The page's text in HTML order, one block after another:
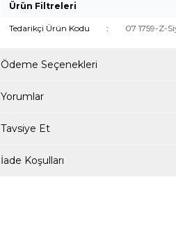
Ürün Filtreleri
Tedarikçi Ürün Kodu : 07 1759-Z-
Ödeme Seçenekleri
Yorumlar
Tavsiye Et
İade Koşulları